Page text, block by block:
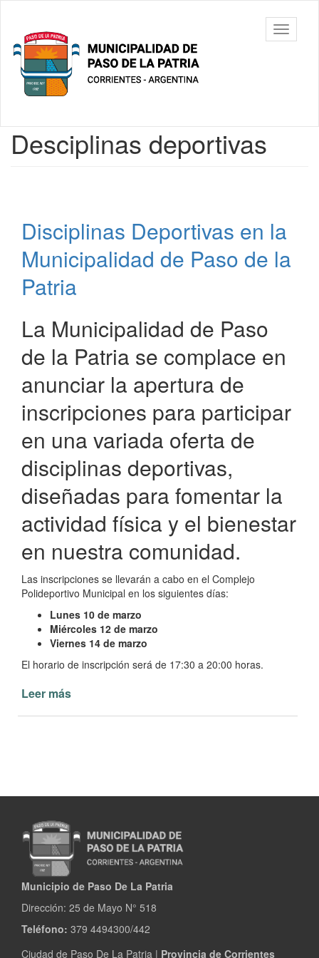
contenido
principal
Municipalidad
de Paso De
La Patria
barra
Contenido
Desciplinas deportivas
Disciplinas Deportivas en la
Municipalidad de Paso de la
Patria
La Municipalidad de Paso
de la Patria se complace en
anunciar la apertura de
inscripciones para participar
en una variada oferta de
disciplinas deportivas,
diseñadas para fomentar la
actividad física y el bienestar
en nuestra comunidad.
Las inscripciones se llevarán a cabo en el Complejo
Polideportivo Municipal en los siguientes días:
Lunes 10 de marzo
Miércoles 12 de marzo
Viernes 14 de marzo
El horario de inscripción será de 17:30 a 20:00 horas.
Leer más
la
Patria
Municipio de Paso De La Patria
Dirección: 25 de Mayo N° 518
Teléfono: 379 4494300/442
Ciudad de Paso De La Patria | Provincia de Corrientes